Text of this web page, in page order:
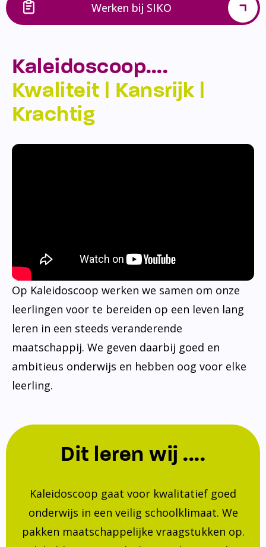
Werken bij SIKO
Kaleidoscoop….
Kwaliteit | Kansrijk |
Krachtig
Op Kaleidoscoop werken we samen om onze
leerlingen voor te bereiden op een leven lang
leren in een steeds veranderende
maatschappij. We geven daarbij goed en
ambitieus onderwijs en hebben oog voor elke
leerling.
Dit leren wij ....
Kaleidoscoop gaat voor kwalitatief goed
onderwijs in een veilig schoolklimaat. We
pakken maatschappelijke vraagstukken op.